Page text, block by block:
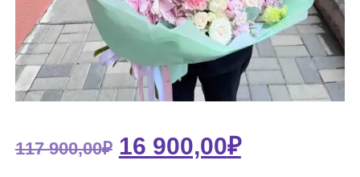
117 900,00₽ ПЕРВОНАЧАЛЬНАЯ
16 900,00₽